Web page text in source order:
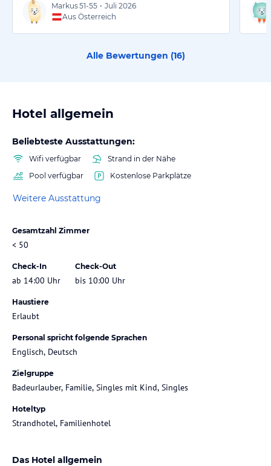
Markus51-55 • Juli 2026
Aus Österreich
Alle Bewertungen (16)
Hotel allgemein
Beliebteste Ausstattungen:
Wifi verfügbar
Strand in der Nähe
Pool verfügbar
Kostenlose Parkplätze
Weitere Ausstattung
Gesamtzahl Zimmer
< 50
Check-In
ab 14:00 Uhr
Check-Out
bis 10:00 Uhr
Haustiere
Erlaubt
Personal spricht folgende Sprachen
Englisch, Deutsch
Zielgruppe
Badeurlauber, Familie, Singles mit Kind, Singles
Hoteltyp
Strandhotel, Familienhotel
Das Hotel allgemein